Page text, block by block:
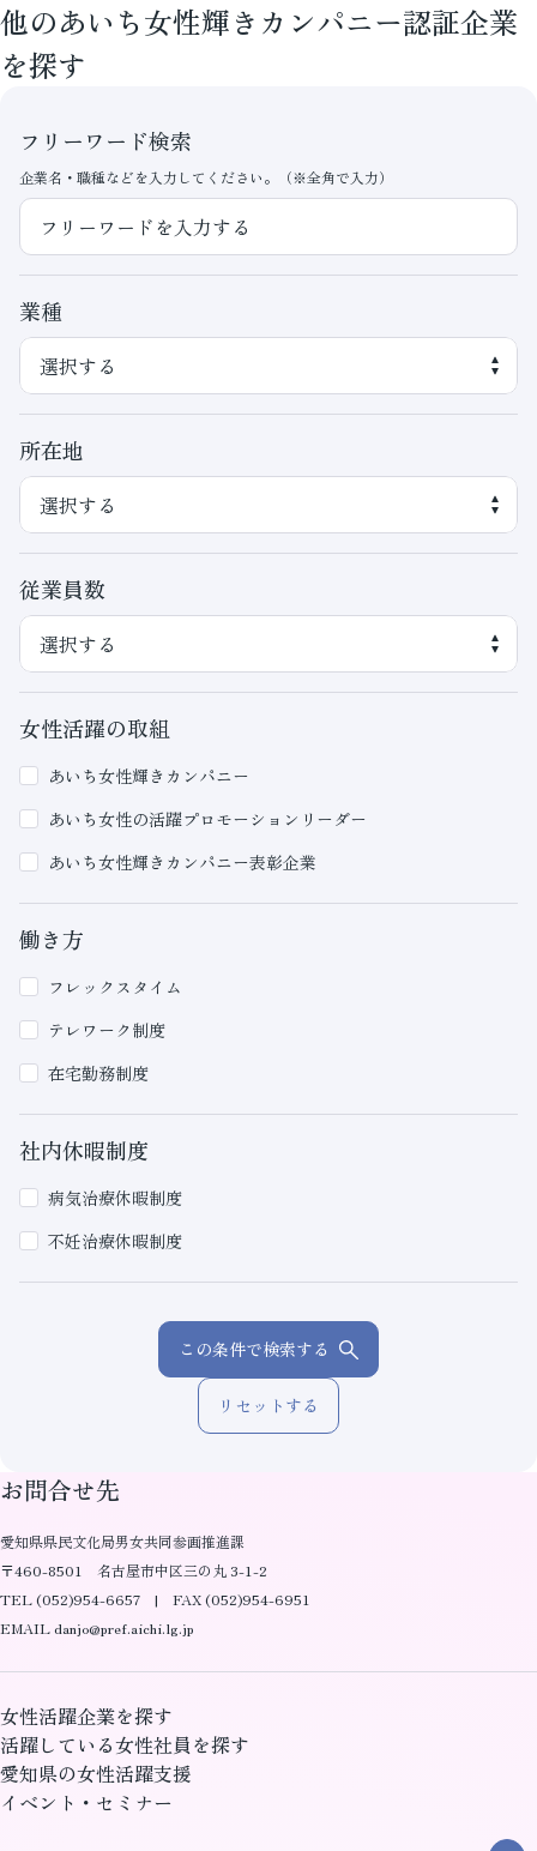
他のあいち女性輝きカンパニー認証企業
を探す
フリーワード検索
企業名・職種などを入力してください。（※全角で入力）
業種
所在地
従業員数
女性活躍の取組
あいち女性輝きカンパニー
あいち女性の活躍プロモーションリーダー
あいち女性輝きカンパニー表彰企業
働き方
フレックスタイム
テレワーク制度
在宅勤務制度
社内休暇制度
病気治療休暇制度
不妊治療休暇制度
この条件で検索する
リセットする
お問合せ先
愛知県県民文化局男女共同参画推進課
〒460-8501 名古屋市中区三の丸 3-1-2
TEL (052)954-6657 | FAX (052)954-6951
EMAIL danjo@pref.aichi.lg.jp
女性活躍企業を探す
活躍している女性社員を探す
愛知県の女性活躍支援
イベント・セミナー